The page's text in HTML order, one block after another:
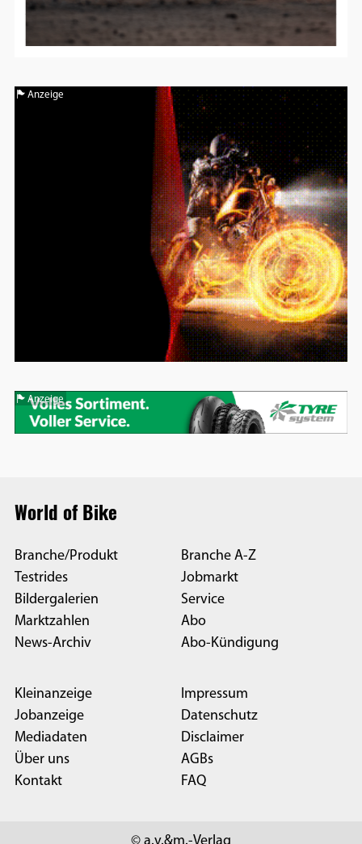
Anzeige
Anzeige
World of Bike
Branche/Produkt
Testrides
Bildergalerien
Marktzahlen
News-Archiv
Branche A-Z
Jobmarkt
Service
Abo
Abo-Kündigung
Kleinanzeige
Jobanzeige
Mediadaten
Über uns
Kontakt
Impressum
Datenschutz
Disclaimer
AGBs
FAQ